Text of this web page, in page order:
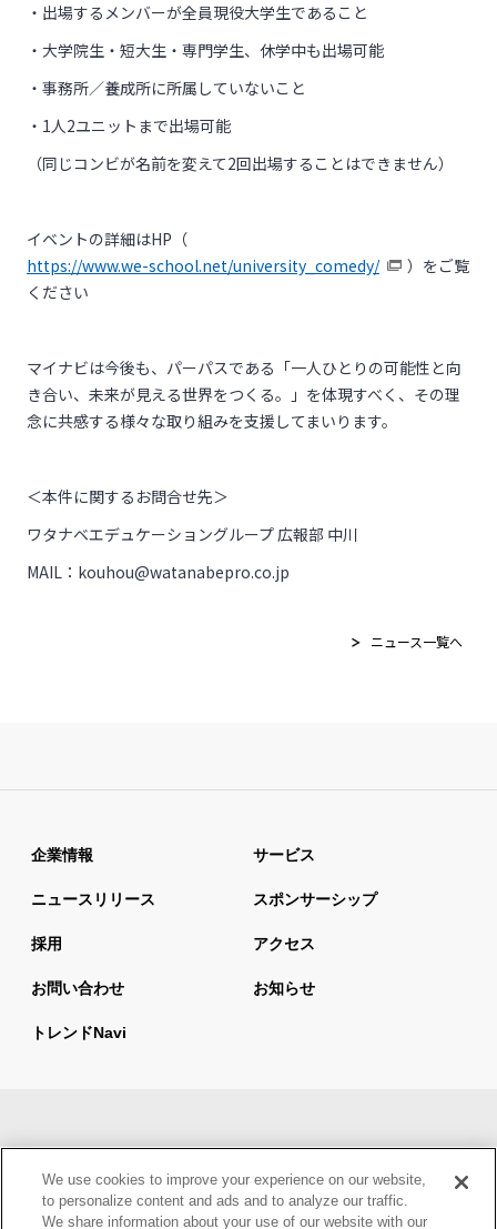
・出場するメンバーが全員現役大学生であること
・大学院生・短大生・専門学生、休学中も出場可能
・事務所／養成所に所属していないこと
・1人2ユニットまで出場可能
（同じコンビが名前を変えて2回出場することはできません）
イベントの詳細はHP（
https://www.we-school.net/university_comedy/
）をご覧
ください
マイナビは今後も、パーパスである「一人ひとりの可能性と向
き合い、未来が見える世界をつくる。」を体現すべく、その理
念に共感する様々な取り組みを支援してまいります。
＜本件に関するお問合せ先＞
ワタナベエデュケーショングループ 広報部 中川
MAIL：kouhou@watanabepro.co.jp
ニュース一覧へ
企業情報 サービス
ニュースリリース スポンサーシップ
採用 アクセス
お問い合わせ お知らせ
トレンドnavi
情報セキュリティ基本方針 個人情報保護方針
We use cookies to improve your experience on our website,
to personalize content and ads and to analyze our traffic.
We share information about your use of our website with our